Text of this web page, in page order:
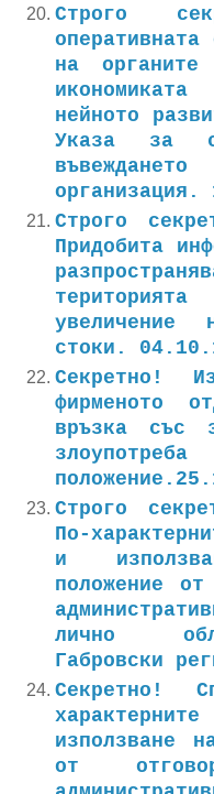
Строго
на
нейното
Указа за
Строго
Придобита
стоки.
Секретно!
фирменото
връзка със
Строго
По-
и
положение
лично
Габровски
Секретно!
използване
от